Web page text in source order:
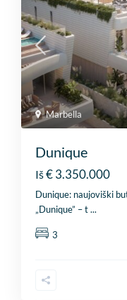
Marbella
Dunique
Iš€ 3.350.000
Dunique: naujoviški
„Dunique” – t...
3